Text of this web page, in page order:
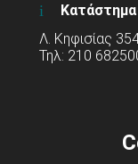
Λ. Κηφισίας
Τηλ: 210